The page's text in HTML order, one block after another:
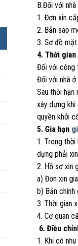
B.Đối với
1. Đơn xin
2. Bản sao
3. Sơ đồ
4. Thời gian
Đối với công
Đối với nhà
Sau thời
xây dựng
quyền khởi
5. Gia hạn
1. Trong
dựng phải
2. Hồ sơ xin
a) Đơn xin
b) Bản
3. Thời gian
4. Cơ quan
6. Điều
1. Khi có